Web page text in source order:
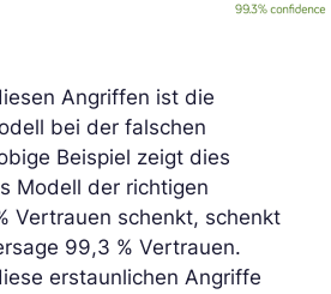
Angriffen ist die
bei der falschen
Beispiel zeigt dies
Modell der richtigen
Vertrauen schenkt, schenkt
99,3 % Vertrauen.
erstaunlichen Angriffe